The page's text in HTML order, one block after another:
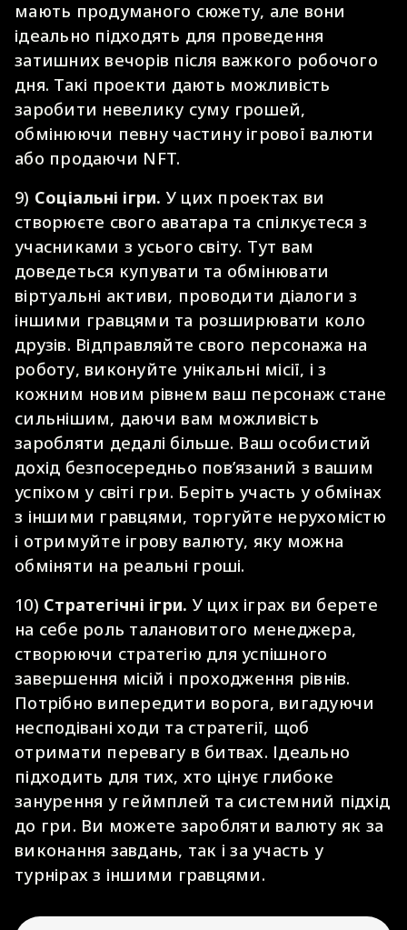
мають продуманого сюжету, але вони
ідеально підходять для проведення
затишних вечорів після важкого робочого
дня. Такі проекти дають можливість
заробити невелику суму грошей,
обмінюючи певну частину ігрової валюти
або продаючи NFT.
9) Соціальні ігри. У цих проектах ви
створюєте свого аватара та спілкуєтеся з
учасниками з усього світу. Тут вам
доведеться купувати та обмінювати
віртуальні активи, проводити діалоги з
іншими гравцями та розширювати коло
друзів. Відправляйте свого персонажа на
роботу, виконуйте унікальні місії, і з
кожним новим рівнем ваш персонаж стане
сильнішим, даючи вам можливість
заробляти дедалі більше. Ваш особистий
дохід безпосередньо пов’язаний з вашим
успіхом у світі гри. Беріть участь у обмінах
з іншими гравцями, торгуйте нерухомістю
і отримуйте ігрову валюту, яку можна
обміняти на реальні гроші.
10) Стратегічні ігри. У цих іграх ви берете
на себе роль талановитого менеджера,
створюючи стратегію для успішного
завершення місій і проходження рівнів.
Потрібно випередити ворога, вигадуючи
несподівані ходи та стратегії, щоб
отримати перевагу в битвах. Ідеально
підходить для тих, хто цінує глибоке
занурення у геймплей та системний підхід
до гри. Ви можете заробляти валюту як за
виконання завдань, так і за участь у
турнірах з іншими гравцями.